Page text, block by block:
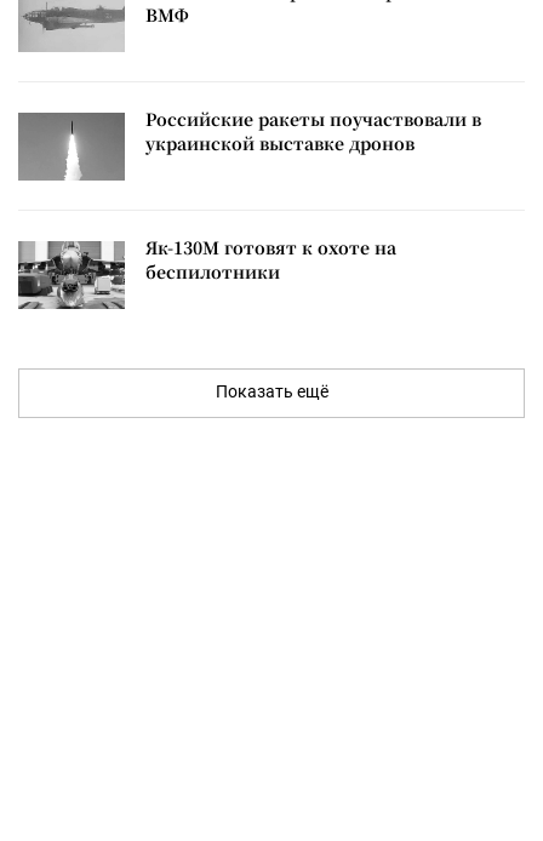
ВМФ
Российские ракеты поучаствовали в
украинской выставке дронов
Як-130М готовят к охоте на
беспилотники
Показать ещё